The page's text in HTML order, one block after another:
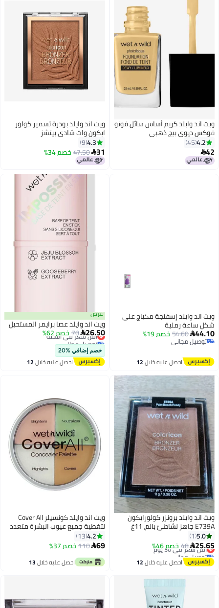
4
ويت اند وايلد كريم أساس سائل فوتو
فوكس ديوي بيج ذهبي
4.2
45
42
ويت اند وايلد بودرة تسمير كولور
آيكون وات شادي بيتشز
4.3
9
31
47.50خصم 34%
ويت اند وايلد إسفنجة مكياج على
شكل ساعة رملية
44.10
54.60خصم 19%
توصيل مجاني
توصيل مجاني
احصل عليه خلال12
عرض
ويت اند وايلد عصا برايمر المستحيل
26.50
70خصم 62%
أقل سعر في السنة
توصيل مجاني
أقل سعر في السنة
خصم إضافي %20
احصل عليه خلال12
ويت اند وايلد برونزر كولورايكون
E739A جاهز لشاطئ بالم، 11غ
5.0
1
25.65
48خصم 46%أقل سعر في 30 يوم
توصيل مجاني
أقل سعر في 30 يوماحصل عليه خلال12
ويت اند وايلد كونسيلر Cover All
لتغطية جميع عيوب البشرة متعدد
الألوان
4.2
13
69
110 خصم 37%
احصل عليه خلال13